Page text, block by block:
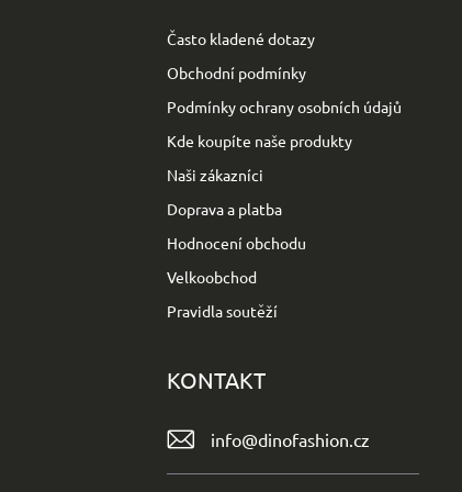
Často kladené dotazy
Obchodní podmínky
Podmínky ochrany osobních údajů
Kde koupíte naše produkty
Naši zákazníci
Doprava a platba
Hodnocení obchodu
Velkoobchod
Pravidla soutěží
KONTAKT
info@dinofashion.cz